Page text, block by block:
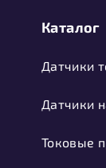
Каталог
Датчики
Датчики
Токовые